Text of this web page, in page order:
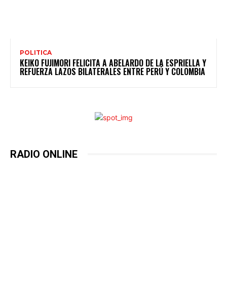
POLITICA
KEIKO FUJIMORI FELICITA A ABELARDO DE LA ESPRIELLA Y
REFUERZA LAZOS BILATERALES ENTRE PERÚ Y COLOMBIA
RADIO ONLINE